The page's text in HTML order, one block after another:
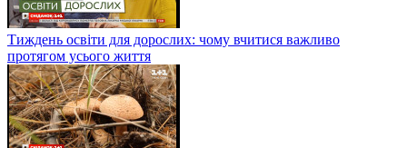
Тиждень освіти для дорослих: чому вчитися важливо
протягом усього життя